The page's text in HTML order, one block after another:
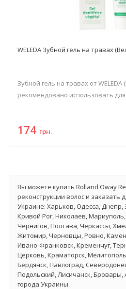
WELEDA Зубной гель на травах
Зубной гель на травах от WELEDA
рекомендовано использовать для
174 грн.
Вы можете купить Rolland Oway
реконструкции волос и заказать
Украине: Харьков, Одесса,
Кривой Рог, Николаев,
Чернигов, Полтава, Черкассы,
Житомир, Черновцы, Ровно,
Ивано-Франковск, Кременчуг,
Церковь, Краматорск,
Бердянск, Павлоград,
Подольский, Лисичанск, Бровары,
города Украины.